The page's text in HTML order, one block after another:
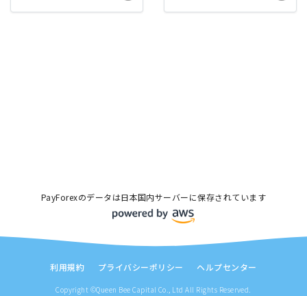
PayForexのデータは日本国内サーバーに保存されています
利用規約 プライバシーポリシー ヘルプセンター
Copyright ©Queen Bee Capital Co., Ltd All Rights Reserved.